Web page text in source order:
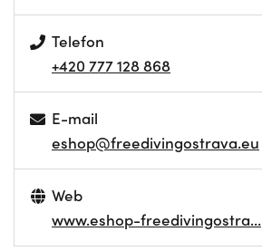
Telefon
+420 777 128 868
E-mail
eshop@freedivingostrava.eu
Web
www.eshop-freedivingostra…